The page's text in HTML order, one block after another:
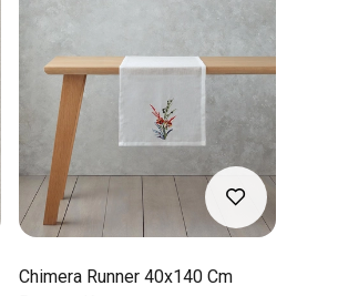
Chimera Runner 40x140 Cm